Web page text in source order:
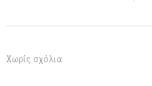
Χωρίς σχόλια